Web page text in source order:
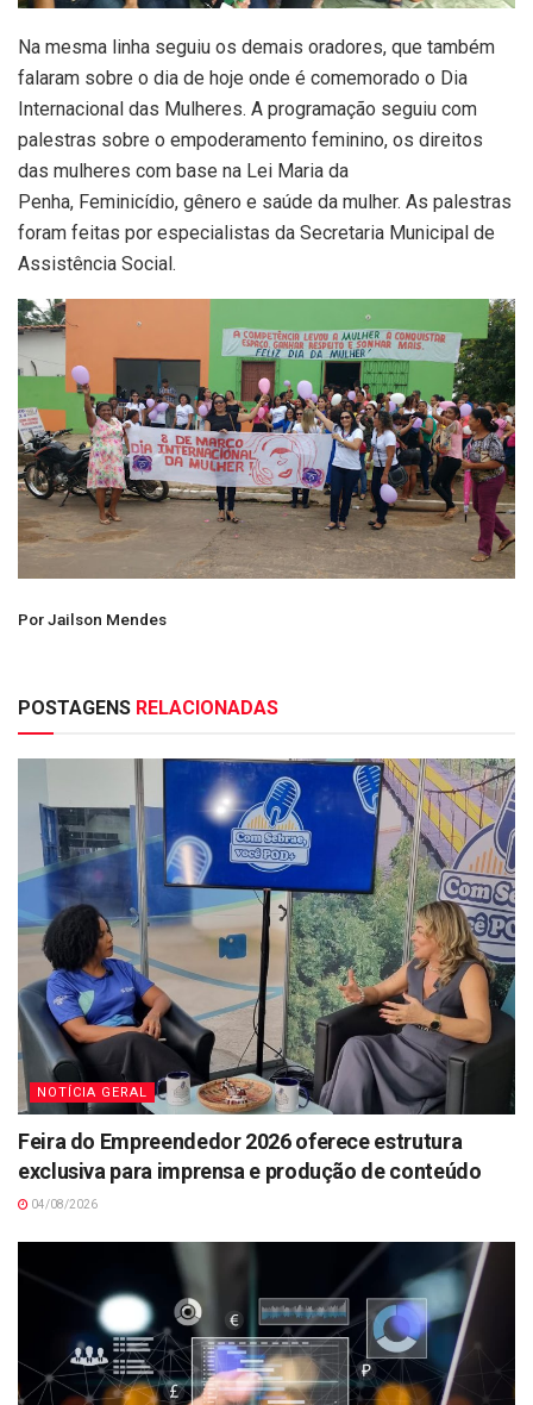
Na mesma linha seguiu os demais oradores, que também
falaram sobre o dia de hoje onde é comemorado o Dia
Internacional das Mulheres. A programação seguiu com
palestras sobre o empoderamento feminino, os direitos
das mulheres com base na Lei Maria da
Penha, Feminicídio, gênero e saúde da mulher. As palestras
foram feitas por especialistas da Secretaria Municipal de
Assistência Social.
Por Jailson Mendes
POSTAGENS RELACIONADAS
NOTÍCIA GERAL
Feira do Empreendedor 2026 oferece estrutura
exclusiva para imprensa e produção de conteúdo
04/08/2026